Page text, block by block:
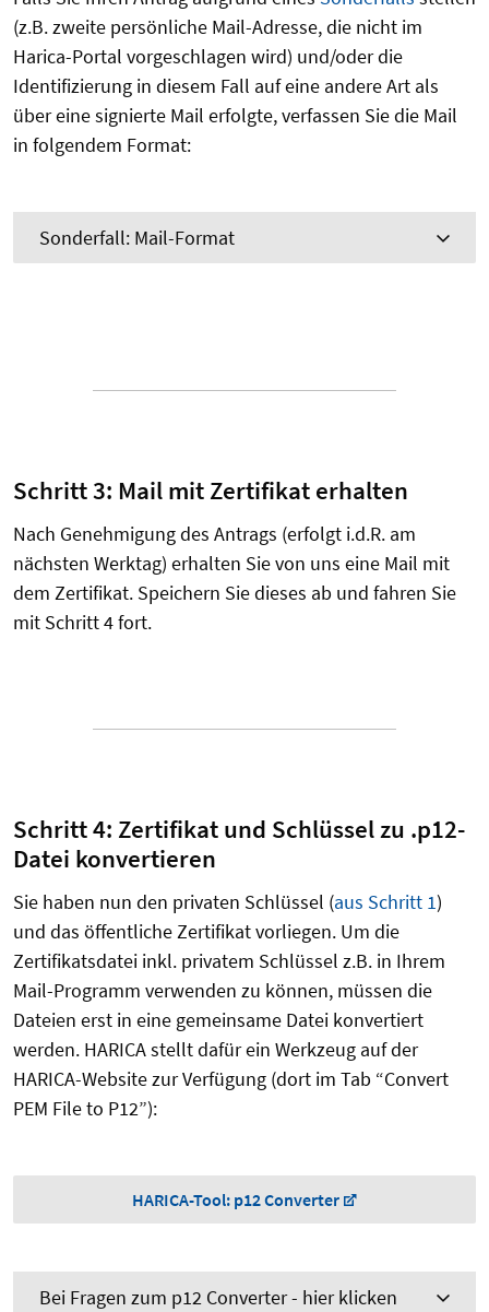
(z.B. zweite persönliche Mail-Adresse, die nicht im
Harica-Portal vorgeschlagen wird) und/oder die
Identifizierung in diesem Fall auf eine andere Art als
über eine signierte Mail erfolgte, verfassen Sie die Mail
in folgendem Format:
Sonderfall: Mail-Format
Schritt 3: Mail mit Zertifikat erhalten
Nach Genehmigung des Antrags (erfolgt i.d.R. am
nächsten Werktag) erhalten Sie von uns eine Mail mit
dem Zertifikat. Speichern Sie dieses ab und fahren Sie
mit Schritt 4 fort.
Schritt 4: Zertifikat und Schlüssel zu .p12-
Datei konvertieren
Sie haben nun den privaten Schlüssel (aus Schritt 1)
und das öffentliche Zertifikat vorliegen. Um die
Zertifikatsdatei inkl. privatem Schlüssel z.B. in Ihrem
Mail-Programm verwenden zu können, müssen die
Dateien erst in eine gemeinsame Datei konvertiert
werden. HARICA stellt dafür ein Werkzeug auf der
HARICA-Website zur Verfügung (dort im Tab “Convert
PEM File to P12”):
HARICA-Tool: p12 Converter
Bei Fragen zum p12 Converter - hier klicken